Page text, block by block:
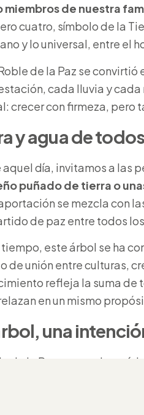
miembros de nuestra
cuatro, símbolo de la
y lo universal, entre el
de la Paz se convirtió
cada lluvia y
crecer con firmeza, pero
y agua de
día, invitamos a las
puñado de tierra o
se mezcla con
de paz entre todos
este árbol se ha
de unión entre culturas,
refleja la suma de
en un mismo
una
de la Paz no es solo un